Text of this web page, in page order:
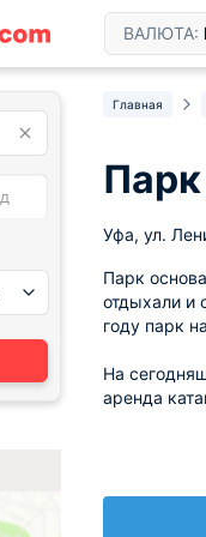
ВАЛЮТА:
Главная
Уфа, ул.
Парк
отдыхали и
году парк
На
аренда